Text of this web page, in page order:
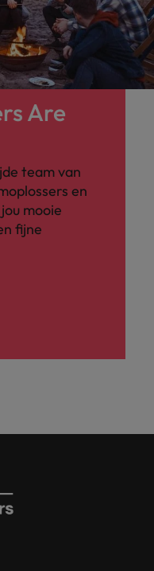
Are
team van
en
mooie
fijne